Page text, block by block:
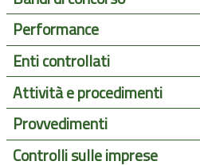
Performance
Enti controllati
Attività e procedimenti
Provvedimenti
Controlli sulle imprese